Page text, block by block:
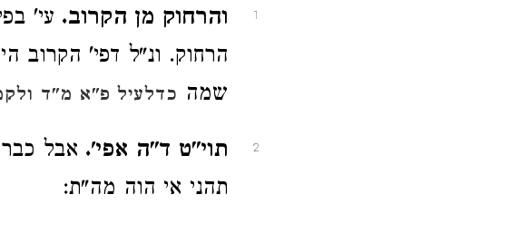
1 והרחוק מן הקרוב. עי'
הרחוק. ונ"ל דפי' הקרוב
שמה כדלעיל פ"א מ"ד
2 תוי"ט ד"ה אפי'. אבל
תהני אי הוה מה"ת: